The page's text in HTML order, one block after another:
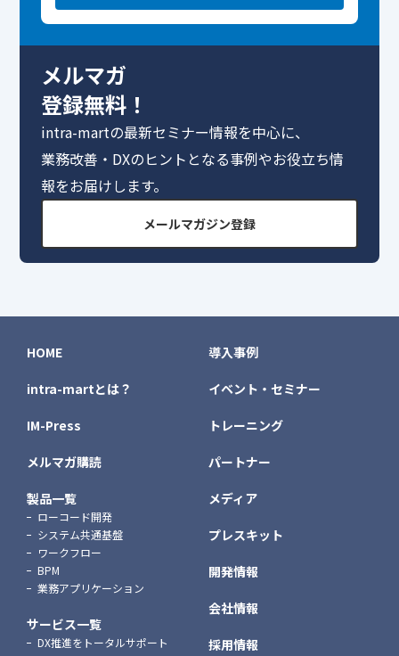
メルマガ
登録無料！
intra-martの最新セミナー情報を中心に、
業務改善・DXのヒントとなる事例やお役立ち情
報をお届けします。
メールマガジン登録
HOME
intra-martとは？
IM-Press
メルマガ購読
製品一覧
ローコード開発
システム共通基盤
ワークフロー
BPM
業務アプリケーション
サービス一覧
DX推進をトータルサポート
導入事例
イベント・セミナー
トレーニング
パートナー
メディア
プレスキット
開発情報
会社情報
採用情報